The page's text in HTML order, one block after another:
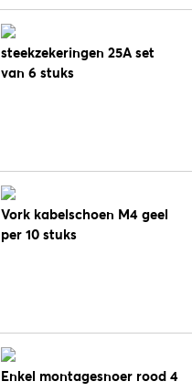
steekzekeringen 25A set
van 6 stuks
Vork kabelschoen M4 geel
per 10 stuks
Enkel montagesnoer rood 4